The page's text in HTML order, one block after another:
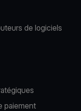
de logiciels
paiement